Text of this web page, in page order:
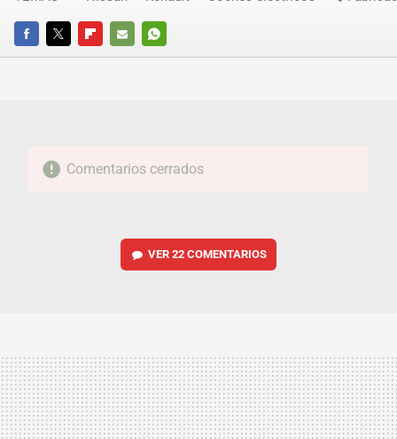
FACEBOOKTWITTERFLIPBOARD
E-
WHATSAPP
Comentarios cerrados
VER 22 COMENTARIOS